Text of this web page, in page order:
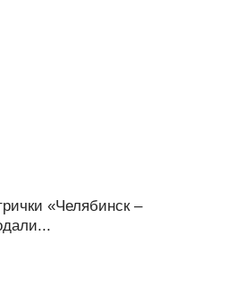
«Челябинск –